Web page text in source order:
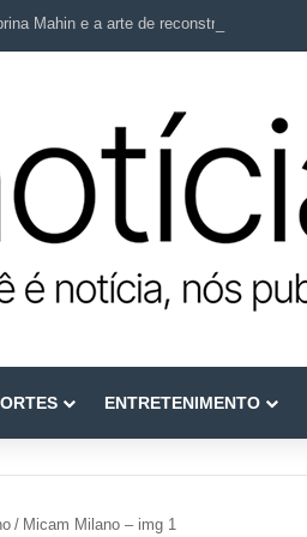
Mahin e a arte de reconstruir confiança
ENTRETENIMENTO
/ Micam Milano – img 1